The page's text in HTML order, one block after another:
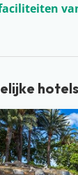
Playa de
Hier
leuke
is Tenerife
hotels